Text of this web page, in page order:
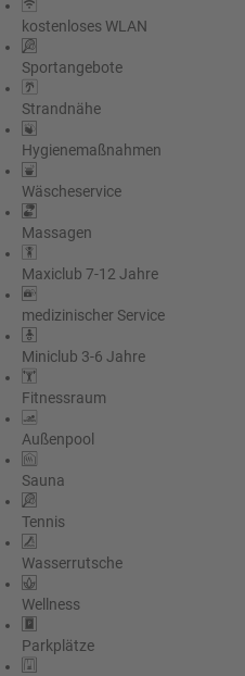
kostenloses WLAN
Sportangebote
Strandnähe
Hygienemaßnahmen
Wäscheservice
Massagen
Maxiclub 7-12 Jahre
medizinischer Service
Miniclub 3-6 Jahre
Fitnessraum
Außenpool
Sauna
Tennis
Wasserrutsche
Wellness
Parkplätze